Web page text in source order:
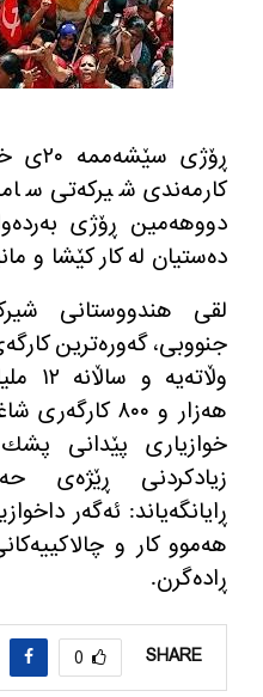
ڕۆژی
کارمەندی شیركه‌تی
دووهه‌مین ڕۆژی
ده‌ستیان له‌ كار كێشا و
لقی هندووستانی
جنووبی، گه‌وره‌ترین
هه‌زار و ٨٠٠
خوازیاری پێدانی
زیادكردنی ڕێژه‌ی
ڕایانگه‌یاند: ئه‌گه‌ر
هه‌موو كار و
ڕاده‌گرن.
SHARE
0